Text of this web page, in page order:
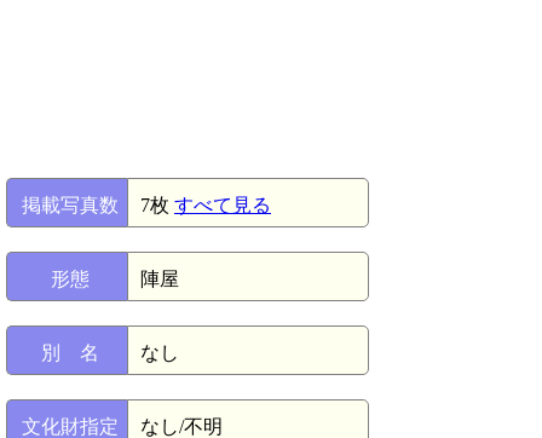
掲載写真数 7枚 すべて見る
形態 陣屋
別 名 なし
文化財指定 なし/不明